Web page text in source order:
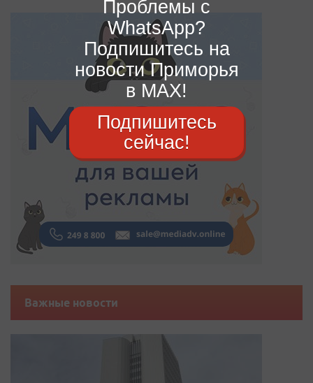
Важные новости
Проблемы с
WhatsApp?
Подпишитесь на
новости Приморья
в MAX!
Подпишитесь
сейчас!